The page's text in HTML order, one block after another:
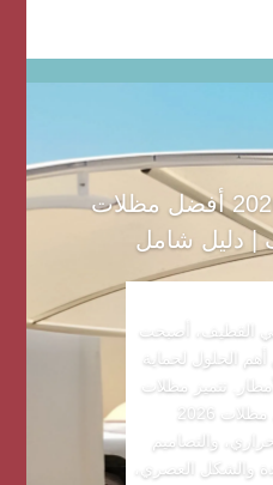
مظلات سيارات 2026 أفضل مظلات
القطيف، أصبحت
سيارات 2026 من أهم الحلول لحماية
تتميز مظلات
سيارات 2026 أفضل مظلات 2026
والتصاميم
والشكل العصري،